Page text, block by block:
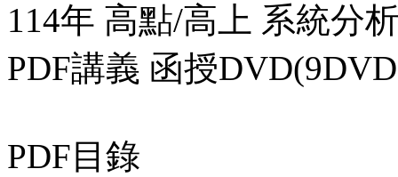
114年 高點/高上 系統分
PDF講義 函授
PDF目錄